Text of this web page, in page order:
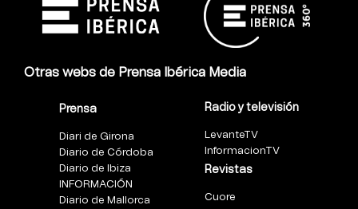
Otras webs de Prensa Ibérica Media
Prensa
Diari de Girona
Diario de Córdoba
Diario de Ibiza
INFORMACIÓN
Diario de Mallorca
Radio y televisión
LevanteTV
InformacionTV
Revistas
Cuore